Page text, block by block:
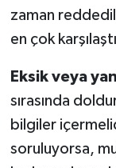
zaman
en çok
Eksik veya
sırasında
bilgiler
soruluyorsa,